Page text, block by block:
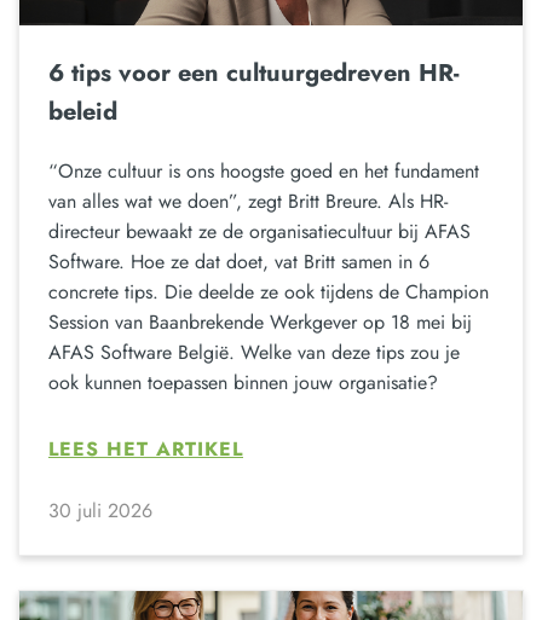
6 tips voor een cultuurgedreven HR-
beleid
“Onze cultuur is ons hoogste goed en het fundament
van alles wat we doen”, zegt Britt Breure. Als HR-
directeur bewaakt ze de organisatiecultuur bij AFAS
Software. Hoe ze dat doet, vat Britt samen in 6
concrete tips. Die deelde ze ook tijdens de Champion
Session van Baanbrekende Werkgever op 18 mei bij
AFAS Software België. Welke van deze tips zou je
ook kunnen toepassen binnen jouw organisatie?
LEES HET ARTIKEL
30 juli 2026